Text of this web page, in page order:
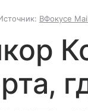
ВФокусе Mail